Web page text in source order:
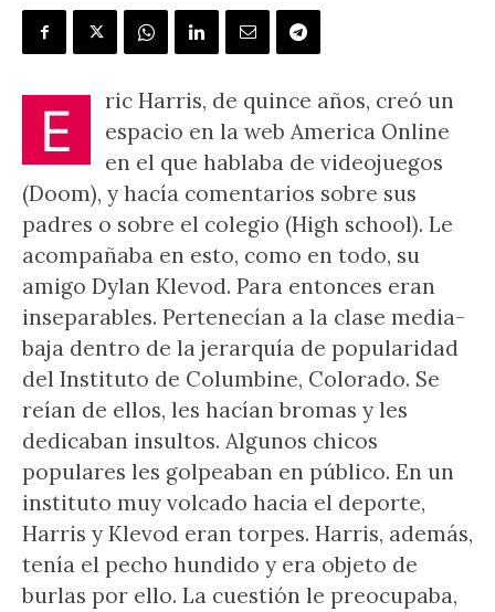
E
ric Harris, de quince años, creó un
espacio en la web America Online
en el que hablaba de videojuegos
(Doom), y hacía comentarios sobre sus
padres o sobre el colegio (High school). Le
acompañaba en esto, como en todo, su
amigo Dylan Klevod. Para entonces eran
inseparables. Pertenecían a la clase media-
baja dentro de la jerarquía de popularidad
del Instituto de Columbine, Colorado. Se
reían de ellos, les hacían bromas y les
dedicaban insultos. Algunos chicos
populares les golpeaban en público. En un
instituto muy volcado hacia el deporte,
Harris y Klevod eran torpes. Harris, además,
tenía el pecho hundido y era objeto de
burlas por ello. La cuestión le preocupaba,